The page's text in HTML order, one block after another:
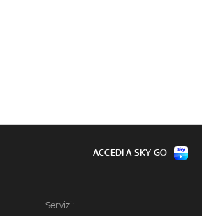
Servizi:
ACCEDI A SKY GO